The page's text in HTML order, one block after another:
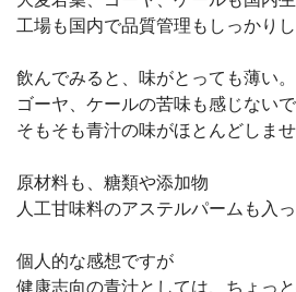
工場も国内で品質管理もしっかりし
飲んでみると、味がとっても薄い。
ゴーヤ、ケールの苦味も感じない
そもそも青汁の味がほとんどしませ
原材料も、糖類や添加物
人工甘味料のアステルパームも入っ
個人的な感想ですが
健康志向の青汁としては、ちょっ